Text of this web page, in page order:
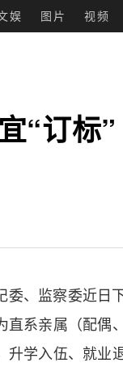
娱 图片 视频
“订标
、监察委近日
系亲属（配偶
学入伍、就业